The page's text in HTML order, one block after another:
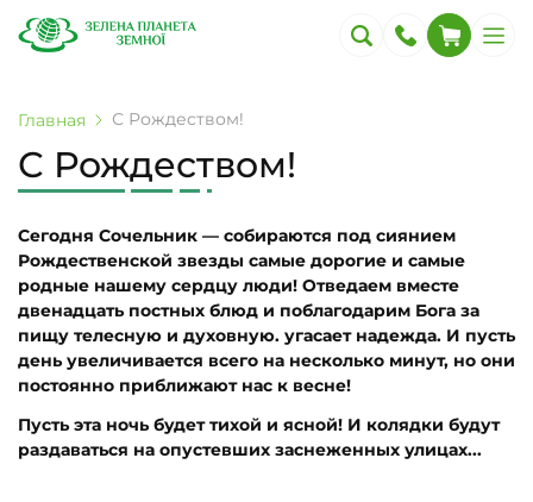
Главная С Рождеством!
С Рождеством!
Сегодня Сочельник — собираются под сиянием
Рождественской звезды самые дорогие и самые
родные нашему сердцу люди! Отведаем вместе
двенадцать постных блюд и поблагодарим Бога за
пищу телесную и духовную. угасает надежда. И пусть
день увеличивается всего на несколько минут, но они
постоянно приближают нас к весне!
Пусть эта ночь будет тихой и ясной! И колядки будут
раздаваться на опустевших заснеженных улицах...